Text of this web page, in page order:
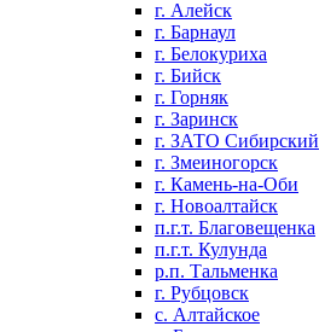
г. Алейск
г. Барнаул
г. Белокуриха
г. Бийск
г. Горняк
г. Заринск
г. ЗАТО Сибирский
г. Змеиногорск
г. Камень-на-Оби
г. Новоалтайск
п.г.т. Благовещенка
п.г.т. Кулунда
р.п. Тальменка
г. Рубцовск
с. Алтайское